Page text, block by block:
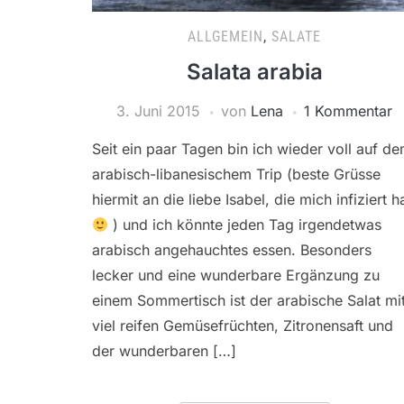
ALLGEMEIN, SALATE
Salata arabia
3. Juni 2015 von Lena 1 Kommentar
Seit ein paar Tagen bin ich wieder voll auf
arabisch-libanesischem Trip (beste Grüsse
hiermit an die liebe Isabel, die mich infiziert
) und ich könnte jeden Tag irgendetwas
arabisch angehauchtes essen. Besonders
lecker und eine wunderbare Ergänzung zu
einem Sommertisch ist der arabische Salat
viel reifen Gemüsefrüchten, Zitronensaft und
der wunderbaren […]